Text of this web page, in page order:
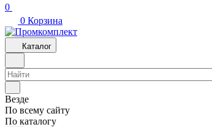
0
0 Корзина
Каталог
Везде
По всему сайту
По каталогу